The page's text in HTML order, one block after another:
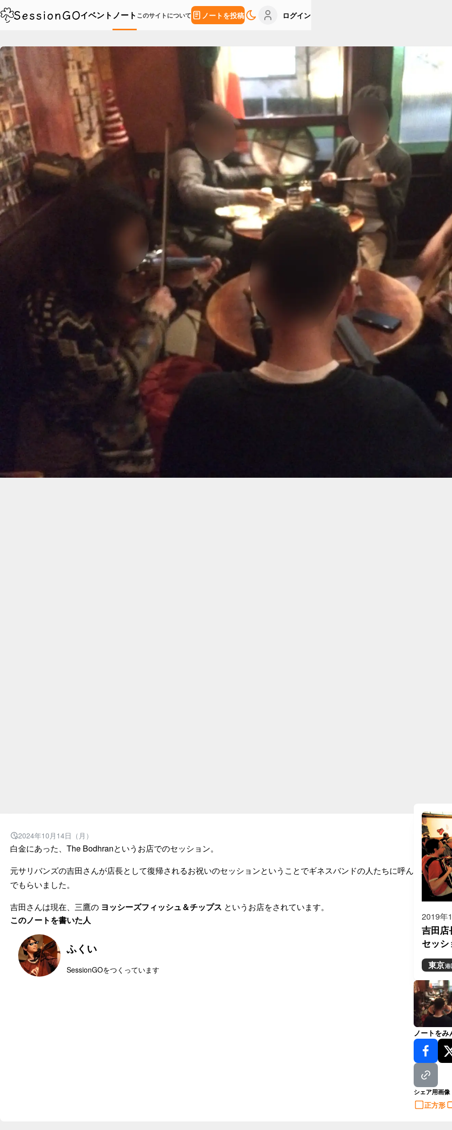
イベント ノート このサイトについて ノートを投稿 ログイン
2024年10月14日（月）
白金にあった、The Bodhranというお店でのセッション。
元サリバンズの吉田さんが店長として復帰されるお祝いのセッションということでギネスバンドの人たちに呼ん
でもらいました。
吉田さんは現在、三鷹の ヨッシーズフィッシュ＆チップス というお店をされています。
このノートを書いた人
ふくい
SessionGOをつくっています
2019年
吉田店
セッシ
東京港
ノートをみ
シェア用画像
正方形